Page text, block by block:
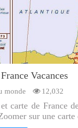
Vacances
monde 12,032
carte de France
sur une